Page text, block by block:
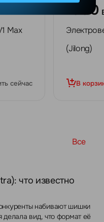
Max
сейчас
1900
(Jilong)
В
Все
что известно
набивают шишки
делала вид, что формат её